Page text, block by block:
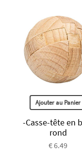
Ajouter au Panier
-Casse-tête en
rond
€ 6.49